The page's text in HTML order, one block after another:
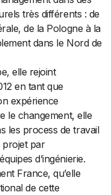
très différents : de
de la Pologne à la
dans le Nord de
elle rejoint
en tant que
expérience
le changement, elle
les process de travail
projet par
d’ingénierie.
France, qu’elle
de cette